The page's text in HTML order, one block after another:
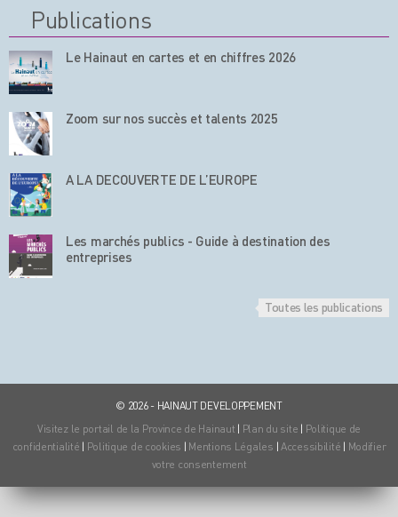
Publications
Le Hainaut en cartes et en chiffres 2026
Zoom sur nos succès et talents 2025
A LA DECOUVERTE DE L’EUROPE
Les marchés publics - Guide à destination des
entreprises
Toutes les publications
© 2026 - HAINAUT DEVELOPPEMENT
Visitez le portail de la Province de Hainaut | Plan du site | Politique de
confidentialité | Politique de cookies | Mentions Légales | Accessibilité | Modifier
votre consentement